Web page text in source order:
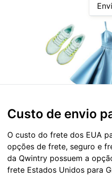
Custo de envio
O custo do frete dos EUA
opções de frete, seguro e
da Qwintry possuem a
frete Estados Unidos para